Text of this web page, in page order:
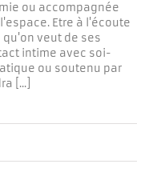
ou accompagnée
Etre à l'écoute
qu'on veut de ses
intime avec soi-
ou soutenu par
[...]